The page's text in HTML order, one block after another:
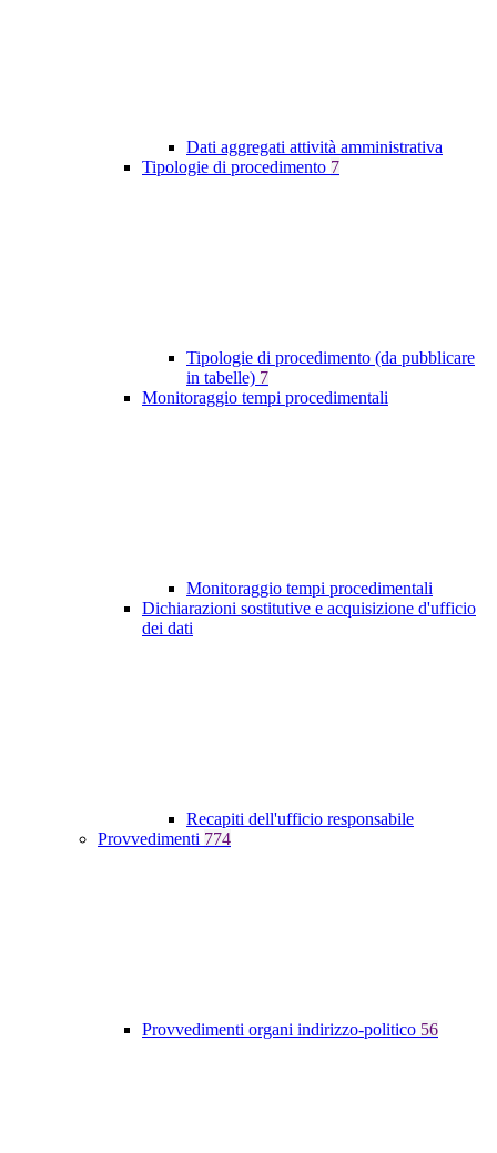
Dati aggregati attività amministrativa
Tipologie di procedimento 7
Tipologie di procedimento (da pubblicare
in tabelle) 7
Monitoraggio tempi procedimentali
Monitoraggio tempi procedimentali
Dichiarazioni sostitutive e acquisizione d'ufficio
dei dati
Recapiti dell'ufficio responsabile
Provvedimenti 774
Provvedimenti organi indirizzo-politico 56